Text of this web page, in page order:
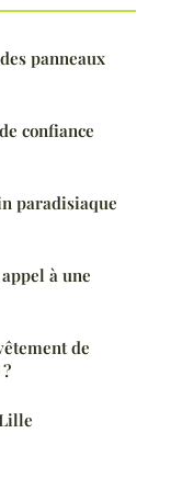
panneaux
confiance
paradisiaque
à une
de